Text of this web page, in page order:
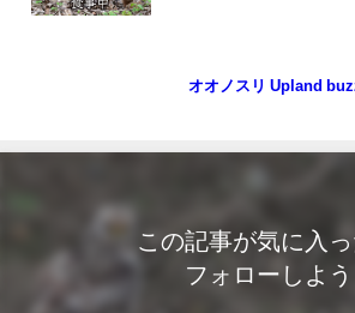
オオノスリ Upland
この記事が気に入
フォローしよう